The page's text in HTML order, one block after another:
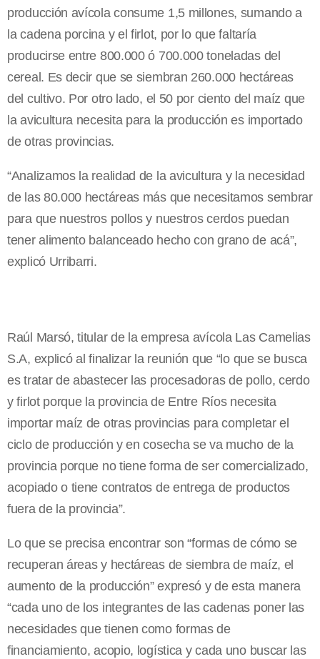
producción avícola consume 1,5 millones, sumando a
la cadena porcina y el firlot, por lo que faltaría
producirse entre 800.000 ó 700.000 toneladas del
cereal. Es decir que se siembran 260.000 hectáreas
del cultivo. Por otro lado, el 50 por ciento del maíz que
la avicultura necesita para la producción es importado
de otras provincias.
“Analizamos la realidad de la avicultura y la necesidad
de las 80.000 hectáreas más que necesitamos sembrar
para que nuestros pollos y nuestros cerdos puedan
tener alimento balanceado hecho con grano de acá”,
explicó Urribarri.
Raúl Marsó, titular de la empresa avícola Las Camelias
S.A, explicó al finalizar la reunión que “lo que se busca
es tratar de abastecer las procesadoras de pollo, cerdo
y firlot porque la provincia de Entre Ríos necesita
importar maíz de otras provincias para completar el
ciclo de producción y en cosecha se va mucho de la
provincia porque no tiene forma de ser comercializado,
acopiado o tiene contratos de entrega de productos
fuera de la provincia”.
Lo que se precisa encontrar son “formas de cómo se
recuperan áreas y hectáreas de siembra de maíz, el
aumento de la producción” expresó y de esta manera
“cada uno de los integrantes de las cadenas poner las
necesidades que tienen como formas de
financiamiento, acopio, logística y cada uno buscar las